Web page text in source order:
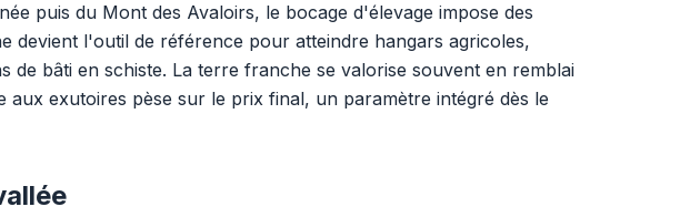
puis du Mont des Avaloirs, le bocage d'élevage impose des
devient l'outil de référence pour atteindre hangars agricoles,
de bâti en schiste. La terre franche se valorise souvent en remblai
aux exutoires pèse sur le prix final, un paramètre intégré dès le